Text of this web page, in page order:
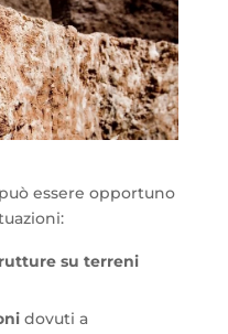
essere opportuno
su terreni
dovuti a